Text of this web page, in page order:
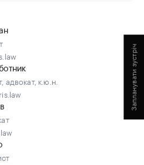
к.ю.н.
Запланувати зустріч